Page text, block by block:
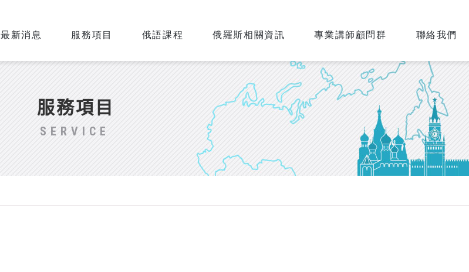
最新消息 服務項目 俄語課程 俄羅斯相關資訊 專業講師顧問群 聯絡我們
服務項目
SERVICE